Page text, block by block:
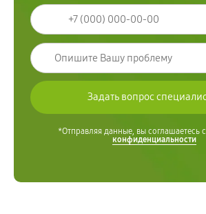
*Отправляя данные, вы соглашаетесь с
конфиденциальности